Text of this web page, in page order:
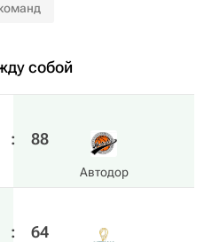
собой
: 88
Автодор
: 64